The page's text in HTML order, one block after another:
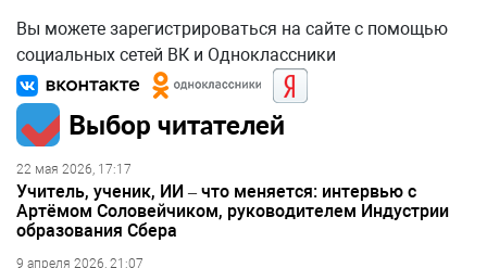
Вы можете зарегистрироваться на сайте с помощью
социальных сетей ВК и Одноклассники
Выбор читателей
22 мая 2026, 17:17
Учитель, ученик, ИИ – что меняется: интервью с
Артёмом Соловейчиком, руководителем Индустрии
образования Сбера
9 апреля 2026, 21:07